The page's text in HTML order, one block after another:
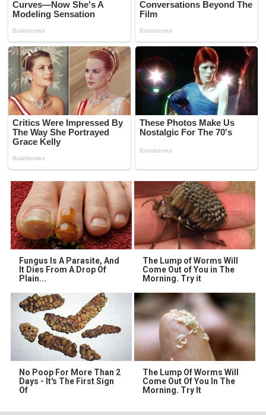
Fungus Is A Parasite, And
It Dies From A Drop Of
Plain...
The Lump of Worms Will
Come Out of You in The
Morning. Try it
No Poop For More Than 2
Days - It's The First Sign
Of
The Lump Of Worms Will
Come Out Of You In The
Morning. Try It